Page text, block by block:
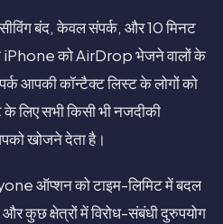
बंद, केवल संपर्क, और 10 मिनट
iPhone को AirDrop भेजने वालों के
आपकी कॉन्टैक्ट लिस्ट के लोगों को
लिए सभी किसी भी नजदीकी
खोजने देता है।
ऑप्शन को टाइम-लिमिट में बदल
कुछ क्षेत्रों में विरोध-संबंधी दुरुपयोग